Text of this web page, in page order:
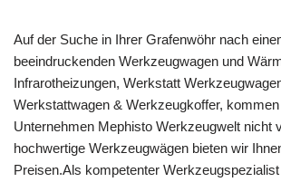
Auf der Suche in Ihrer Grafenwöhr nach
beeindruckenden Werkzeugwagen und
Infrarotheizungen, Werkstatt
Werkstattwagen & Werkzeugkoffer,
Unternehmen Mephisto Werkzeugwelt nicht
hochwertige Werkzeugwägen bieten wir
Preisen.Als kompetenter